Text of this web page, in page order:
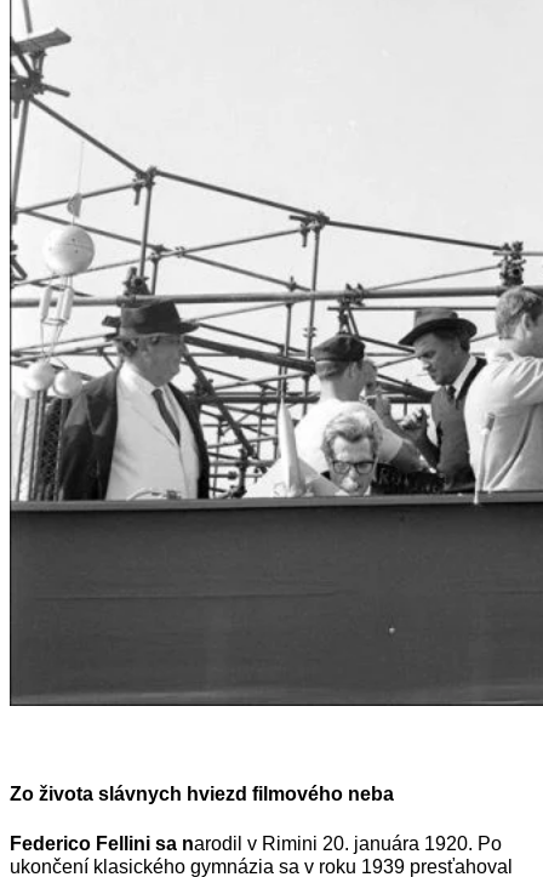
Zo života slávnych hviezd filmového neba
Federico Fellini sa narodil v Rimini 20. januára 1920. Po
ukončení klasického gymnázia sa v roku 1939 presťahoval